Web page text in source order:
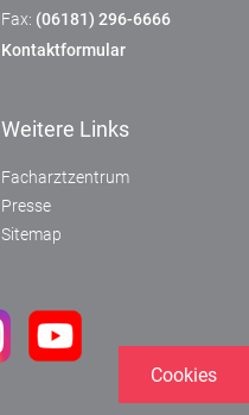
Cookies
Fax: (06181) 296-6666
Kontaktformular
Weitere Links
Facharztzentrum
Presse
Sitemap